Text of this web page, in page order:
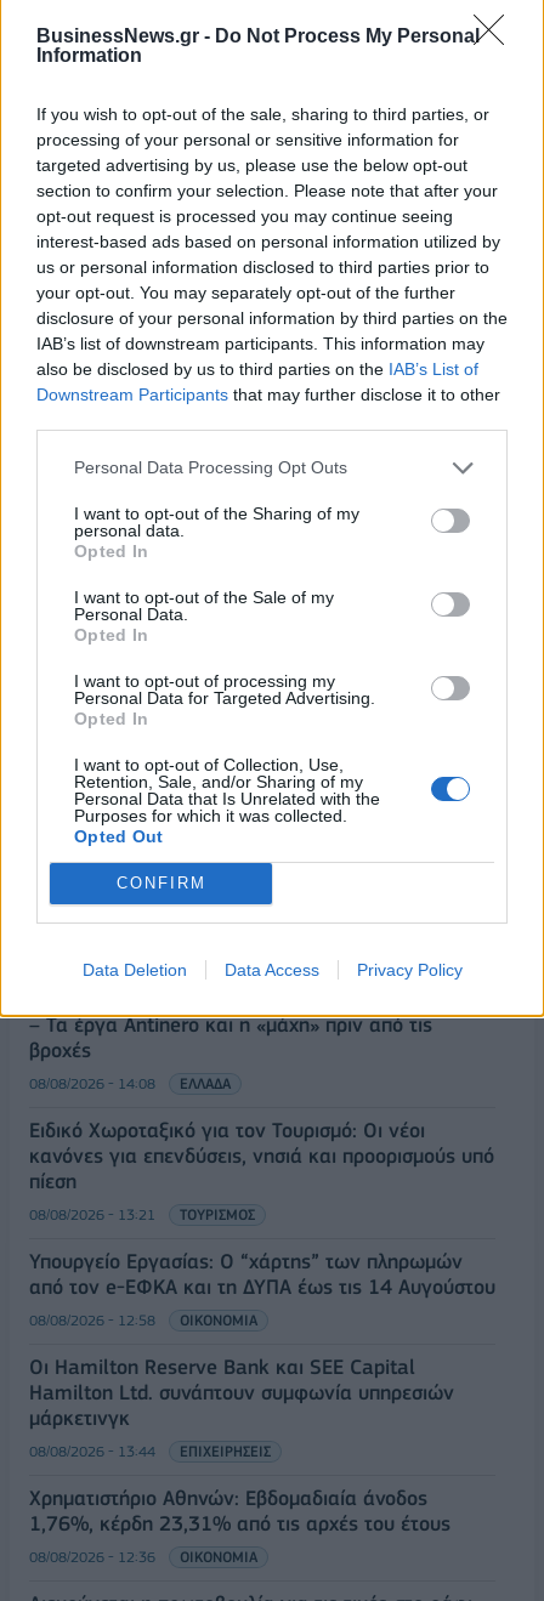
BusinessNews.gr - Do Not Process My Personal
Information
If you wish to opt-out of the sale, sharing to third parties, or
processing of your personal or sensitive information for
targeted advertising by us, please use the below opt-out
section to confirm your selection. Please note that after your
opt-out request is processed you may continue seeing
interest-based ads based on personal information utilized by
us or personal information disclosed to third parties prior to
your opt-out. You may separately opt-out of the further
disclosure of your personal information by third parties on the
IAB’s list of downstream participants. This information may
also be disclosed by us to third parties on the IAB’s List of
Downstream Participants that may further disclose it to other
Personal Data Processing Opt Outs
I want to opt-out of the Sharing of my
personal data.
Opted In
I want to opt-out of the Sale of my
Personal Data.
Opted In
I want to opt-out of processing my
Personal Data for Targeted Advertising.
Opted In
I want to opt-out of Collection, Use,
Retention, Sale, and/or Sharing of my
Personal Data that Is Unrelated with the
Purposes for which it was collected.
Opted Out
CONFIRM
Data Deletion Data Access Privacy Policy
Ολυμπιακοί Αγώνες: Οι
ελληνικές συμμετοχές,
σήμερα - Στη μάχη
Καραλής και Ντούσκος
03/08/2024 - 11:02
Ολυμπιακοί αγώνες: Ο
Καραλής προκρίθηκε
εύκολα στον τελικό του επί
κοντώ
03/08/2024 - 16:09
ΡΟΗ ΕΙΔΗΣΕΩΝ
Κορυφώνεται η έξοδος του Αυγούστου – Πάνω από
56.000 επιβάτες αναχωρούν σήμερα από τα
λιμάνια της Αττικής
– Τα έργα Antinero και η «μάχη» πριν από τις
βροχές
08/08/2026 - 14:08 ΕΛΛΑΔΑ
Ειδικό Χωροταξικό για τον Τουρισμό: Οι νέοι
κανόνες για επενδύσεις, νησιά και προορισμούς υπό
πίεση
08/08/2026 - 13:21 ΤΟΥΡΙΣΜΟΣ
Υπουργείο Εργασίας: Ο “χάρτης” των πληρωμών
από τον e-ΕΦΚΑ και τη ΔΥΠΑ έως τις 14 Αυγούστου
08/08/2026 - 12:58 ΟΙΚΟΝΟΜΙΑ
Οι Hamilton Reserve Bank και SEE Capital
Hamilton Ltd. συνάπτουν συμφωνία υπηρεσιών
μάρκετινγκ
08/08/2026 - 13:44 ΕΠΙΧΕΙΡΗΣΕΙΣ
Χρηματιστήριο Αθηνών: Εβδομαδιαία άνοδος
1,76%, κέρδη 23,31% από τις αρχές του έτους
08/08/2026 - 12:36 ΟΙΚΟΝΟΜΙΑ